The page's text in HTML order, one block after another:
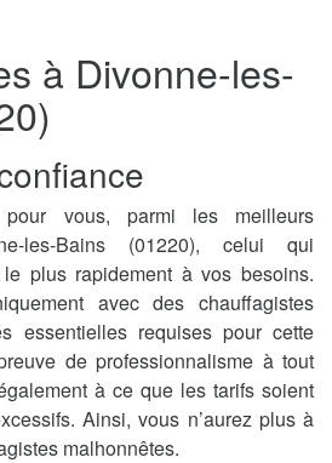
à Divonne-les-
pour vous, parmi les meilleurs
les-Bains (01220), celui qui
plus rapidement à vos besoins.
avec des chauffagistes
essentielles requises pour cette
de professionnalisme à tout
à ce que les tarifs soient
Ainsi, vous n’aurez plus à
malhonnêtes.